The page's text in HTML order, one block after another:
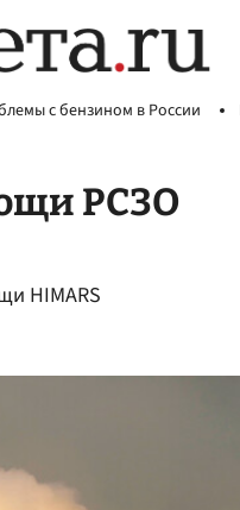
с бензином в России
РСЗО
HIMARS